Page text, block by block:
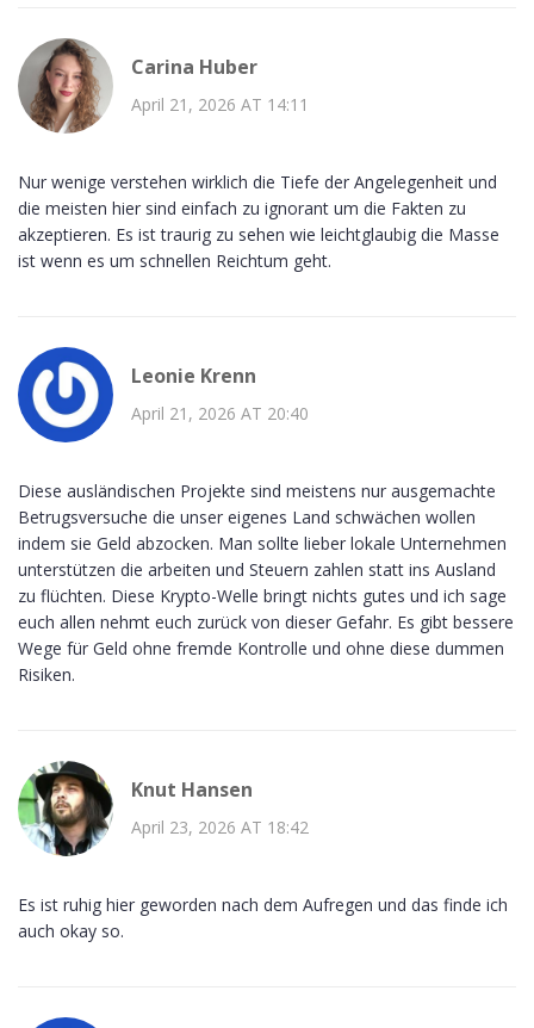
Carina Huber
April 21, 2026 AT 14:11
Nur wenige verstehen wirklich die Tiefe der Angelegenheit und
die meisten hier sind einfach zu ignorant um die Fakten zu
akzeptieren. Es ist traurig zu sehen wie leichtglaubig die Masse
ist wenn es um schnellen Reichtum geht.
Leonie Krenn
April 21, 2026 AT 20:40
Diese ausländischen Projekte sind meistens nur ausgemachte
Betrugsversuche die unser eigenes Land schwächen wollen
indem sie Geld abzocken. Man sollte lieber lokale Unternehmen
unterstützen die arbeiten und Steuern zahlen statt ins Ausland
zu flüchten. Diese Krypto-Welle bringt nichts gutes und ich sage
euch allen nehmt euch zurück von dieser Gefahr. Es gibt bessere
Wege für Geld ohne fremde Kontrolle und ohne diese dummen
Risiken.
Knut Hansen
April 23, 2026 AT 18:42
Es ist ruhig hier geworden nach dem Aufregen und das finde ich
auch okay so.